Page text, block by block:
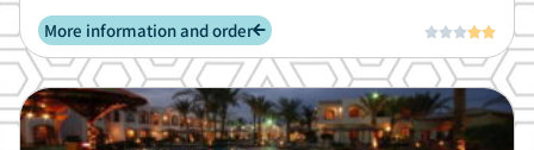





More information and order